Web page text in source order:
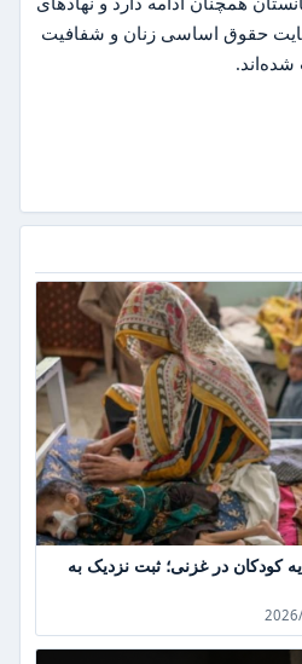
حقوق اساسی زنان و شفافیت
شده‌اند.
کودکان در غزنی؛ ثبت نزدیک به